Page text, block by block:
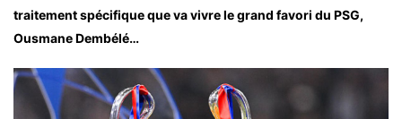
traitement spécifique que va vivre le grand favori du PSG,
Ousmane Dembélé…